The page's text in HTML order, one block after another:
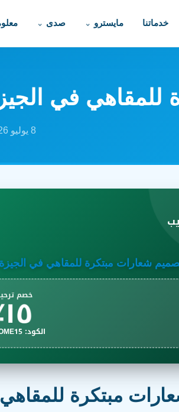
خدماتنا مايسترو صدى
في
8 يوليو 2026
شعارات مبتكرة للمقاهي في الجيزة:
خصم
١٥٪
الكود: WELCOME15
مبتكرة للمقاهي